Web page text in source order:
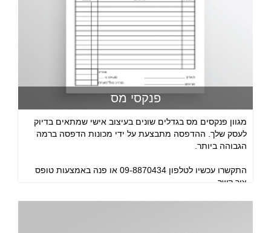
פנקסי מס
מגוון פנקסים מס בגדלים שונים בעיצוב אישי שמתאים בדיוק
לעסק שלך. ההדפסה מתבצעת על ידי מכונות הדפסה ברמה
הגבוהה ביותר.
התקשרו עכשיו לטלפון 09-8870434 או פנה באמצעות טופס
צור קשר